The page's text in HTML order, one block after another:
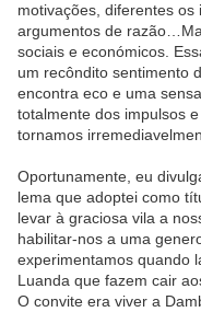
motivações, diferentes
argumentos de
sociais e económicos.
um recôndito sentimento
encontra eco e uma
totalmente dos impulsos
tornamos
Oportunamente, eu
lema que adoptei como
levar à graciosa vila a
habilitar-nos a uma
experimentamos quando
Luanda que fazem cair
O convite era viver a